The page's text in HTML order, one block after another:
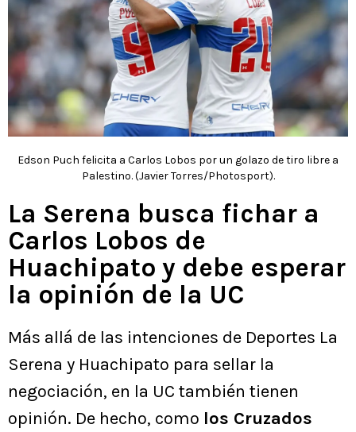
Edson Puch felicita a Carlos Lobos por un golazo de tiro libre a
Palestino. (Javier Torres/Photosport).
La Serena busca fichar a
Carlos Lobos de
Huachipato y debe esperar
la opinión de la UC
Más allá de las intenciones de Deportes La
Serena y Huachipato para sellar la
negociación, en la UC también tienen
opinión. De hecho, como los Cruzados